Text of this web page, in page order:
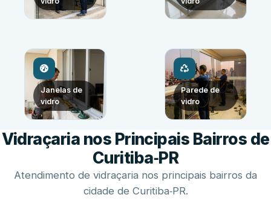
Janelas de
vidro
Parede de
vidro
Vidraçaria nos Principais Bairros de
Curitiba‑PR
Atendimento de vidraçaria nos principais bairros da
cidade de Curitiba‑PR.